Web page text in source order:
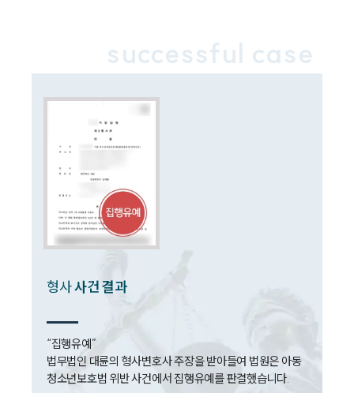
업무분야
구성원 소개
성범죄전문변호사
소식/자료
언론보도
세미나
successful case
형사사건 결과
“집행유예”
법무법인 대륜의 형사변호사 주장을 받아들여 법원은 아동
청소년보호법 위반 사건에서 집행유예를 판결했습니다.